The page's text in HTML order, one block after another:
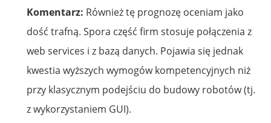
Komentarz: Również tę prognozę oceniam jako
dość trafną. Spora część firm stosuje połączenia z
web services i z bazą danych. Pojawia się jednak
kwestia wyższych wymogów kompetencyjnych niż
przy klasycznym podejściu do budowy robotów (tj.
z wykorzystaniem GUI).